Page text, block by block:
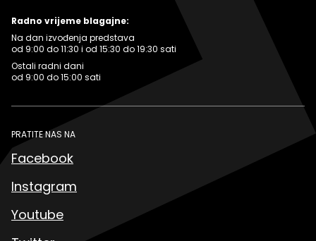
Radno vrijeme blagajne:
Na dan izvođenja predstava
od 9:00 do 11:30 i od 15:30 do 19:30 sati
Ostali radni dani
od 9:00 do 15:00 sati
PRATITE NAS NA
Facebook
Instagram
Youtube